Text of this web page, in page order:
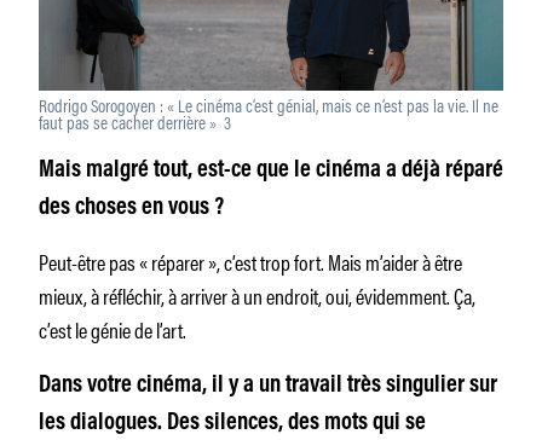
Rodrigo Sorogoyen : « Le cinéma c’est génial, mais ce n’est pas la vie. Il ne
faut pas se cacher derrière » 3
Mais malgré tout, est-ce que le cinéma a déjà réparé
des choses en vous ?
Peut-être pas « réparer », c’est trop fort. Mais m’aider à être
mieux, à réfléchir, à arriver à un endroit, oui, évidemment. Ça,
c’est le génie de l’art.
Dans votre cinéma, il y a un travail très singulier sur
les dialogues. Des silences, des mots qui se